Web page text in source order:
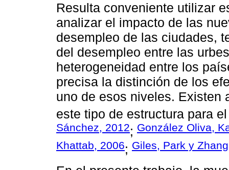
Resulta conveniente utilizar
analizar el impacto de las
desempleo de las ciudades,
del desempleo entre las
heterogeneidad entre los
precisa la distinción de los
uno de esos niveles. Existen
este tipo de estructura para
Sánchez, 2012; González Oliva,
Khattab, 2006; Giles, Park y